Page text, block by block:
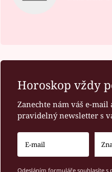
Horoskop vždy
Zanechte nám váš e-
pravidelný newsletter s
Odesláním formuláře souhlasíte s